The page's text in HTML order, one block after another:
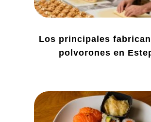
Los principales
polvorones en